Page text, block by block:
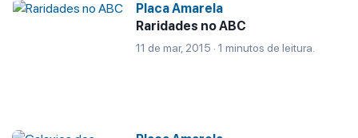
Placa Amarela
Raridades no ABC
11 de mar, 2015 · 1 minutos de leitura.